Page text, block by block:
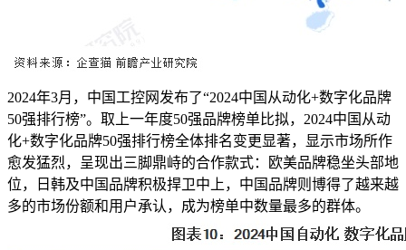
2024年3月，中国工控网发布了“2024中国从动化+数字化品牌
50强排行榜”。取上一年度50强品牌榜单比拟，2024中国从动
化+数字化品牌50强排行榜全体排名变更显著，显示市场所作
愈发猛烈，呈现出三脚鼎峙的合作款式：欧美品牌稳坐头部地
位，日韩及中国品牌积极捍卫中上，中国品牌则博得了越来越
多的市场份额和用户承认，成为榜单中数量最多的群体。